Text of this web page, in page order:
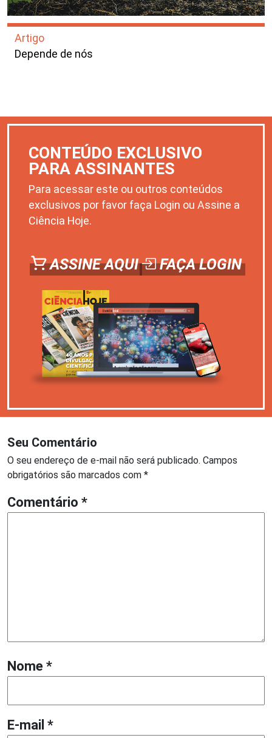
Artigo
Depende de nós
CONTEÚDO EXCLUSIVO
PARA ASSINANTES
Para acessar este ou outros conteúdos
exclusivos por favor faça Login ou Assine a
Ciência Hoje.
ASSINE AQUI FAÇA LOGIN
Seu Comentário
O seu endereço de e-mail não será publicado. Campos
obrigatórios são marcados com *
Comentário *
Nome *
E-mail *